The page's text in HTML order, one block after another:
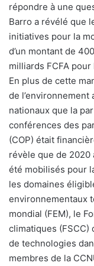
répondre à une
Barro a révélé que
initiatives pour la
d’un montant de
milliards FCFA
En plus de cette
de l’environnement
nationaux que la
conférences des
(COP) était
révèle que de 2020
été mobilisés pour
les domaines
environnementaux
mondial (FEM), le
climatiques (FSCC)
de technologies
membres de la